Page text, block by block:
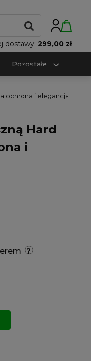
dostawy: 299,00 zł
Pozostałe
ochrona i elegancja
Hard
i